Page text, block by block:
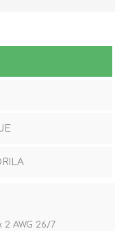
AWG 26/7